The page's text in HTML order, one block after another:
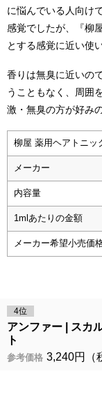
に悩んでいる人向け
感覚でしたが、『柳
とする感覚に近い使
香りは無臭に近いの
うこともなく、周囲
激・無臭の方が好み
柳屋 薬用ヘアトニッ
メーカー
内容量
1mlあたりの金額
メーカー希望小売価
4位
アンファー
スカ
ト
参考価格 3,240円（